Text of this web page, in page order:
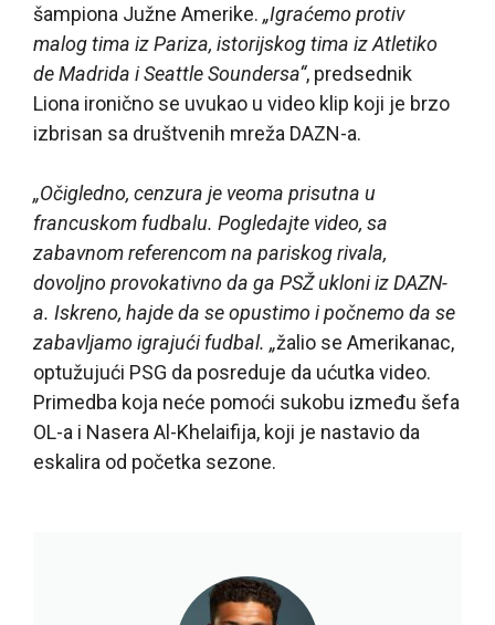
šampiona Južne Amerike. „Igraćemo protiv
malog tima iz Pariza, istorijskog tima iz Atletiko
de Madrida i Seattle Soundersa“, predsednik
Liona ironično se uvukao u video klip koji je brzo
izbrisan sa društvenih mreža DAZN-a.
„Očigledno, cenzura je veoma prisutna u
francuskom fudbalu. Pogledajte video, sa
zabavnom referencom na pariskog rivala,
dovoljno provokativno da ga PSŽ ukloni iz DAZN-
a. Iskreno, hajde da se opustimo i počnemo da se
zabavljamo igrajući fudbal. „žalio se Amerikanac,
optužujući PSG da posreduje da ućutka video.
Primedba koja neće pomoći sukobu između šefa
OL-a i Nasera Al-Khelaifija, koji je nastavio da
eskalira od početka sezone.